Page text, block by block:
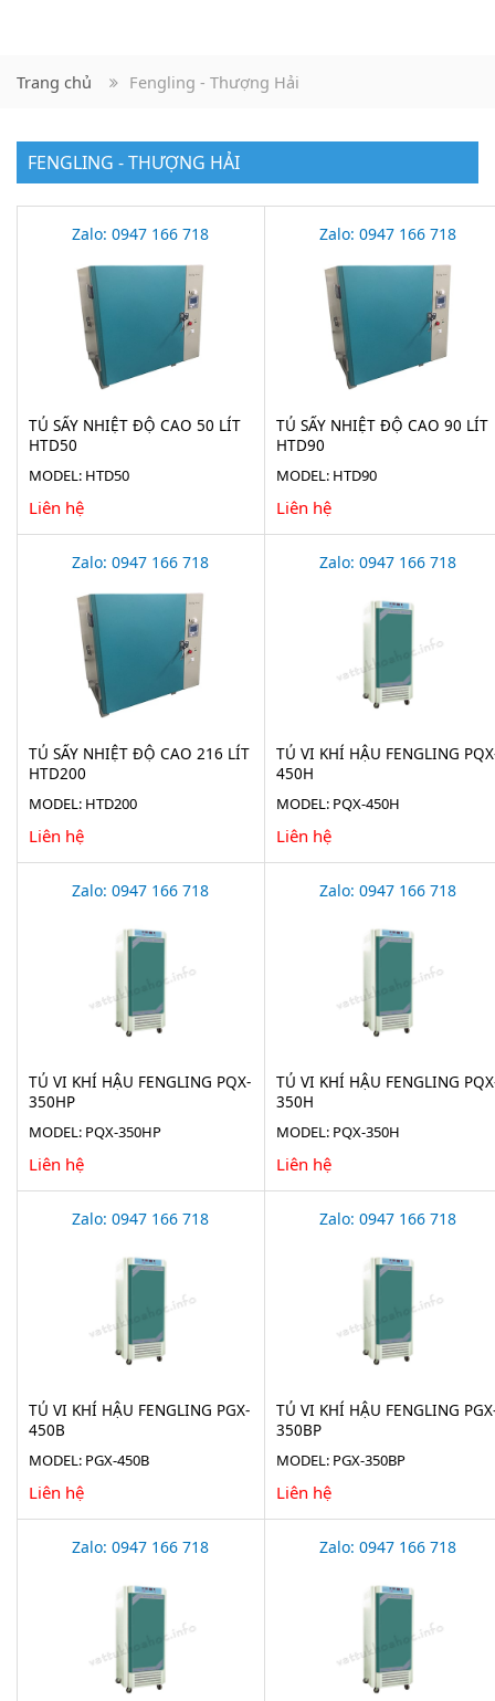
Trang chủ Fengling - Thượng Hải
FENGLING - THƯỢNG HẢI
Zalo: 0947 166 718
TỦ SẤY NHIỆT ĐỘ CAO 50 LÍT
HTD50
MODEL: HTD50
Liên hệ
Zalo: 0947 166 718
TỦ SẤY NHIỆT ĐỘ CAO 90 LÍT
HTD90
MODEL: HTD90
Liên hệ
Zalo: 0947 166 718
TỦ SẤY NHIỆT ĐỘ CAO 216 LÍT
HTD200
MODEL: HTD200
Liên hệ
Zalo: 0947 166 718
TỦ VI KHÍ HẬU FENGLING
450H
MODEL: PQX-450H
Liên hệ
Zalo: 0947 166 718
TỦ VI KHÍ HẬU FENGLING PQX-
350HP
MODEL: PQX-350HP
Liên hệ
Zalo: 0947 166 718
TỦ VI KHÍ HẬU FENGLING
350H
MODEL: PQX-350H
Liên hệ
Zalo: 0947 166 718
TỦ VI KHÍ HẬU FENGLING PGX-
450B
MODEL: PGX-450B
Liên hệ
Zalo: 0947 166 718
TỦ VI KHÍ HẬU FENGLING
350BP
MODEL: PGX-350BP
Liên hệ
Zalo: 0947 166 718 Zalo: 0947 166 718